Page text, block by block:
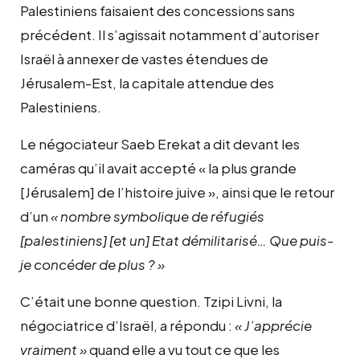
Palestiniens faisaient des concessions sans
précédent. Il s’agissait notamment d’autoriser
Israël à annexer de vastes étendues de
Jérusalem-Est, la capitale attendue des
Palestiniens.
Le négociateur Saeb Erekat a dit devant les
caméras qu’il avait accepté « la plus grande
[Jérusalem] de l’histoire juive », ainsi que le retour
d’un« nombre symbolique de réfugiés
[palestiniens] [et un] Etat démilitarisé… Que puis-
je concéder de plus ? »
C’était une bonne question. Tzipi Livni, la
négociatrice d’Israël, a répondu : « J’apprécie
vraiment »quand elle a vu tout ce que les